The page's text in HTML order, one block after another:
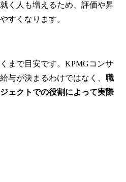
く人も増えるため、評価や昇
すくなります。
まで目安です。KPMGコンサ
与が決まるわけではなく、 職
ェクトでの役割によって実際